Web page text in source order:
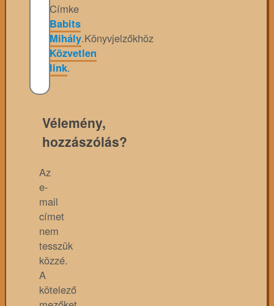
Címke
Babits
Mihály.Könyvjelzőkhöz
Közvetlen
link.
Vélemény,
hozzászólás?
Az
e-
mail
címet
nem
tesszük
közzé.
A
kötelező